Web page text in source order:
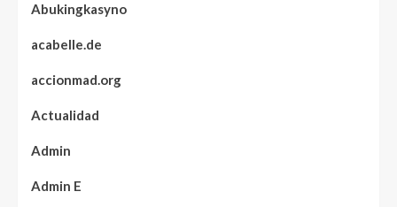
Abukingkasyno
acabelle.de
accionmad.org
Actualidad
Admin
Admin E